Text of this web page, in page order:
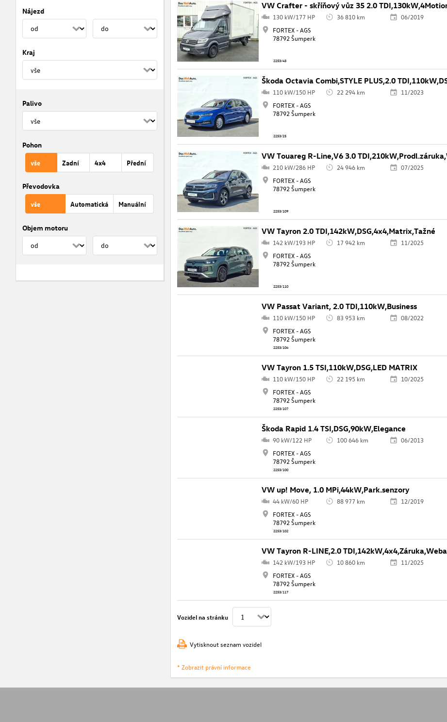
Nájezd
Kraj
Palivo
Pohon
vše Zadní 4x4 Přední
Převodovka
vše Automatická Manuální
Objem motoru
VW Crafter - skříňový vůz 35 2.0
130 kW/177 HP 36 810 km
06/2019
FORTEX - AGS
78792 Šumperk
2253/43
Škoda Octavia Combi,STYLE PLUS,2.0
110 kW/150 HP 22 294 km
11/2023
FORTEX - AGS
78792 Šumperk
2253/25
VW Touareg R-Line,V6 3.0
210 kW/286 HP 24 946 km
07/2025
FORTEX - AGS
78792 Šumperk
2253/109
VW Tayron 2.0 TDI,142kW,DSG,4x4,Matrix,Tažné
142 kW/193 HP 17 942 km
11/2025
FORTEX - AGS
78792 Šumperk
2253/110
VW Passat Variant, 2.0 TDI,110kW,Business
110 kW/150 HP 83 953 km
08/2022
FORTEX - AGS
78792 Šumperk
2253/104
VW Tayron 1.5 TSI,110kW,DSG,LED MATRIX
110 kW/150 HP 22 195 km
10/2025
FORTEX - AGS
78792 Šumperk
2253/107
Škoda Rapid 1.4 TSI,DSG,90kW,Elegance
90 kW/122 HP 100 646 km
06/2013
FORTEX - AGS
78792 Šumperk
2253/100
VW up! Move, 1.0 MPi,44kW,Park.senzory
44 kW/60 HP 88 977 km
12/2019
FORTEX - AGS
78792 Šumperk
2253/102
VW Tayron R-LINE,2.0
142 kW/193 HP 10 860 km
11/2025
FORTEX - AGS
78792 Šumperk
2253/117
Vozidel na stránku
Vytisknout seznam vozidel
* Zobrazit právní informace